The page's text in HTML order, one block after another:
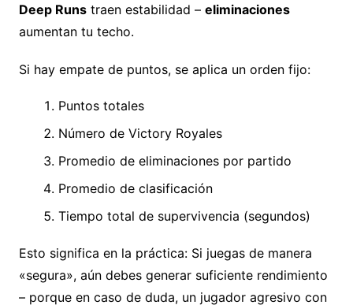
Deep Runstraen estabilidad – eliminaciones
aumentan tu techo.
Si hay empate de puntos, se aplica un orden fijo:
Puntos totales
Número de Victory Royales
Promedio de eliminaciones por partido
Promedio de clasificación
Tiempo total de supervivencia (segundos)
Esto significa en la práctica: Si juegas de manera
«segura», aún debes generar suficiente rendimiento
– porque en caso de duda, un jugador agresivo con